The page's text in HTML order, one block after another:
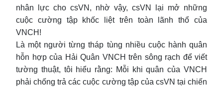
nhân lực cho csVN, nhờ vậy, csVN lại mở những
cuộc cường tập khốc liệt trên toàn lãnh thổ của
VNCH!
Là một người từng tháp tùng nhiều cuộc hành quân
hỗn hợp của Hải Quân VNCH trên sông rạch để viết
tường thuật, tôi hiểu rằng: Mỗi khi quân của VNCH
phải chống trả các cuộc cường tập của csVN tại chiến